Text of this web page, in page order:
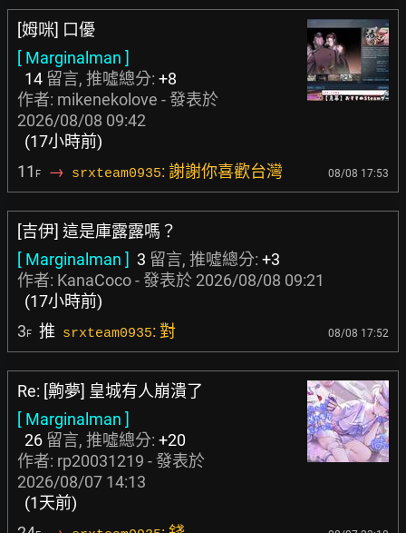
[姆咪] 口優
[ Marginalman ]
14 留言, 推噓總分: +8
作者: mikenekolove - 發表於
2026/08/08 09:42
(17小時前)
11 F → srxteam0935: 謝謝你喜歡台灣 08/08 17:53
[吉伊] 這是庫露露嗎？
[ Marginalman ] 3 留言, 推噓總分: +3
作者: KanaCoco- 發表於 2026/08/08 09:21
(17小時前)
3F 推 srxteam0935: 對 08/08 17:52
Re: [齁夢] 皇城有人崩潰了
[ Marginalman ]
26 留言, 推噓總分: +20
作者: rp20031219 - 發表於
2026/08/07 14:13
(1天前)